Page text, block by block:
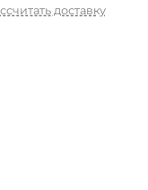
доставку